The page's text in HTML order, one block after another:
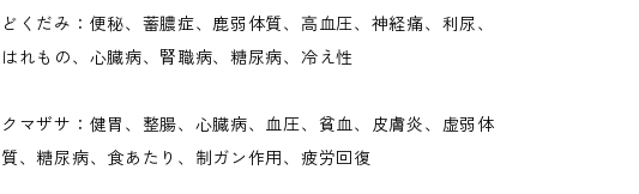
どくだみ：便秘、蓄膿症、鹿弱体質、高血圧、神経痛、利尿、
はれもの、心臓病、腎職病、糖尿病、冷え性
クマザサ：健胃、整腸、心臓病、血圧、貧血、皮膚炎、虚弱体
質、糖尿病、食あたり、制ガン作用、疲労回復